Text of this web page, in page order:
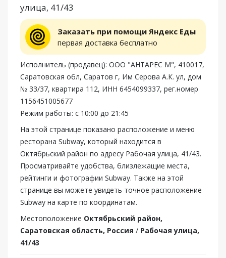
улица, 41/43
Заказать при помощи Яндекс Еды
первая доставка бесплатно
Исполнитель (продавец): ООО "АНТАРЕС М", 410017,
Саратовская обл, Саратов г, Им Серова А.К. ул, дом
№ 33/37, квартира 112, ИНН 6454099337, рег.номер
1156451005677
Режим работы: с 10:00 до 21:45
На этой странице показано расположение и меню
ресторана Subway, который находится в
Октябрьский район по адресу Рабочая улица, 41/43.
Просматривайте удобства, близлежащие места,
рейтинги и фотографии Subway. Также на этой
странице вы можете увидеть точное расположение
Subway на карте по координатам.
Местоположение Октябрьский район,
Саратовская область, Россия / Рабочая улица,
41/43